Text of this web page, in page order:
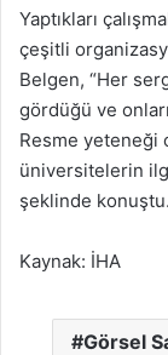
Yaptıkları
çeşitli
Belgen, “Her
gördüğü ve
Resme yeteneği
üniversitelerin
şeklinde konuştu.
Kaynak: İHA
Görsel